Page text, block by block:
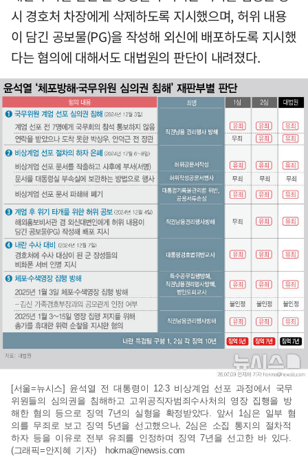
시 경호처 차장에게 삭제하도록 지시했으며, 허위 내용
이 담긴 공보물(PG)을 작성해 외신에 배포하도록 지시했
다는 혐의에 대해서도 대법원의 판단이 내려졌다.
[서울=뉴시스] 윤석열 전 대통령이 12·3 비상계엄 선포 과정에서 국무
위원들의 심의권을 침해하고 고위공직자범죄수사처의 영장 집행을 방
해한 혐의 등으로 징역 7년의 실형을 확정받았다. 앞서 1심은 일부 혐
의를 무죄로 보고 징역 5년을 선고했으나, 2심은 소집 통지의 절차적
하자 등을 이유로 전부 유죄를 인정하며 징역 7년을 선고한 바 있다.
(그래픽=안지혜 기자) hokma@newsis.com